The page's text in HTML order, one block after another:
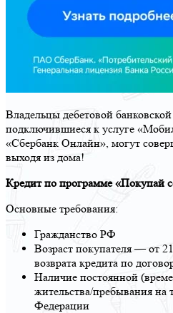
Владельцы дебетовой
подключившиеся к услуге
«Сбербанк Онлайн», могут
выходя из дома!
Кредит по программе «Покупай
Основные требования:
Гражданство РФ
Возраст покупателя — от
возврата кредита по
Наличие постоянной
жительства/пребывания на
Федерации